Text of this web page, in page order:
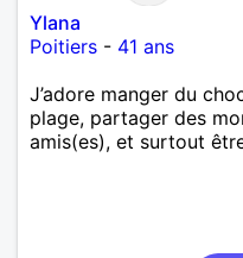
Ylana
Poitiers - 41 ans
J’adore manger du
plage, partager des
amis(es), et surtout